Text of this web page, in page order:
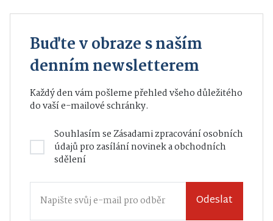
Buďte v obraze s naším
denním newsletterem
Každý den vám pošleme přehled všeho důležitého
do vaší e-mailové schránky.
Souhlasím seZásadami zpracování osobních
údajůpro zasílání novinek a obchodních
sdělení
Odeslat